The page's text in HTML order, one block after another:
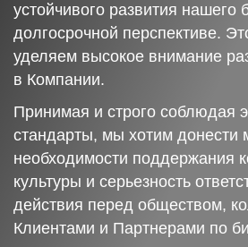
устойчивого развития нашего
долгосрочной перспективе.
уделяем высокое внимание
в Компании.
Принимая и строго соблюдая
стандарты, мы хотим донести
необходимости поддержания
культуры и серьезность
действия перед обществом,
Клиентами и Партнерами по